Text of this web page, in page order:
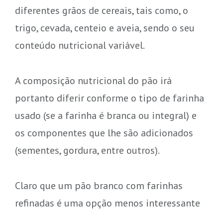
diferentes grãos de cereais, tais como, o
trigo, cevada, centeio e aveia, sendo o seu
conteúdo nutricional variável.
A composição nutricional do pão irá
portanto diferir conforme o tipo de farinha
usado (se a farinha é branca ou integral) e
os componentes que lhe são adicionados
(sementes, gordura, entre outros).
Claro que um pão branco com farinhas
refinadas é uma opção menos interessante